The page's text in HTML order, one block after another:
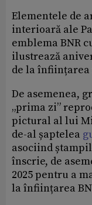
Elementele de
interioară ale
emblema BNR
ilustrează
de la
De asemenea,
„prima zi”
pictural al lui
de-al șaptelea
asociind
înscrie, de
2025 pentru a
la înființarea